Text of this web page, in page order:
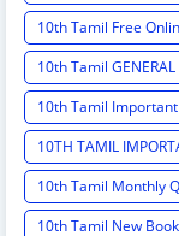
10th Tamil Free
10th Tamil GENERAL
10th Tamil
10TH TAMIL
10th Tamil Monthly
10th Tamil New